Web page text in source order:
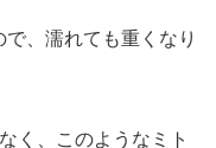
、濡れても重くなり
く、このようなミト